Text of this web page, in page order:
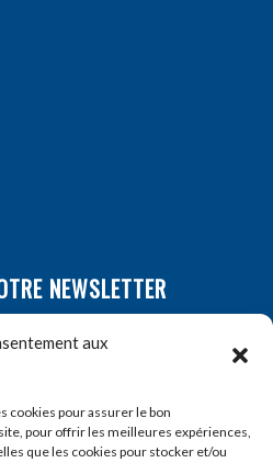
aux
cookies pour assurer le bon
pour offrir les meilleures expériences,
que les cookies pour stocker et/ou
NEWSLETTER